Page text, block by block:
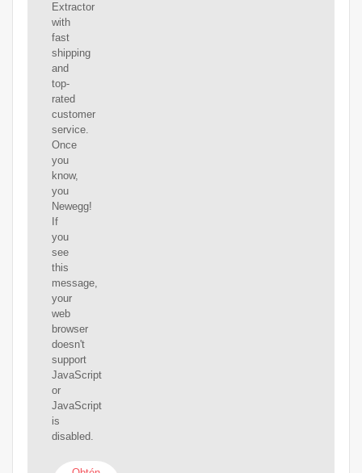
Extractor
with
fast
shipping
and
top-
rated
customer
service.
Once
you
know,
you
Newegg!
If
you
see
this
message,
your
web
browser
doesn't
support
JavaScript
or
JavaScript
is
disabled.